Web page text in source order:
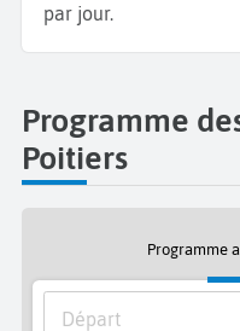
par jour.
Programme
Poitiers
Programme
Départ